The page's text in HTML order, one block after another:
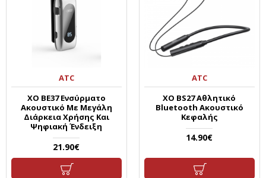
ATC
XO BE37 Ενσύρματο
Ακουστικό Με Μεγάλη
Διάρκεια Χρήσης Και
Ψηφιακή Ένδειξη
21.90€
ATC
XO BS27 Αθλητικό
Bluetooth Ακουστικό
Κεφαλής
14.90€